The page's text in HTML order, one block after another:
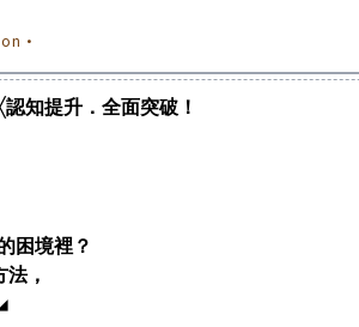
知提升．全面突破！
困境裡？
，